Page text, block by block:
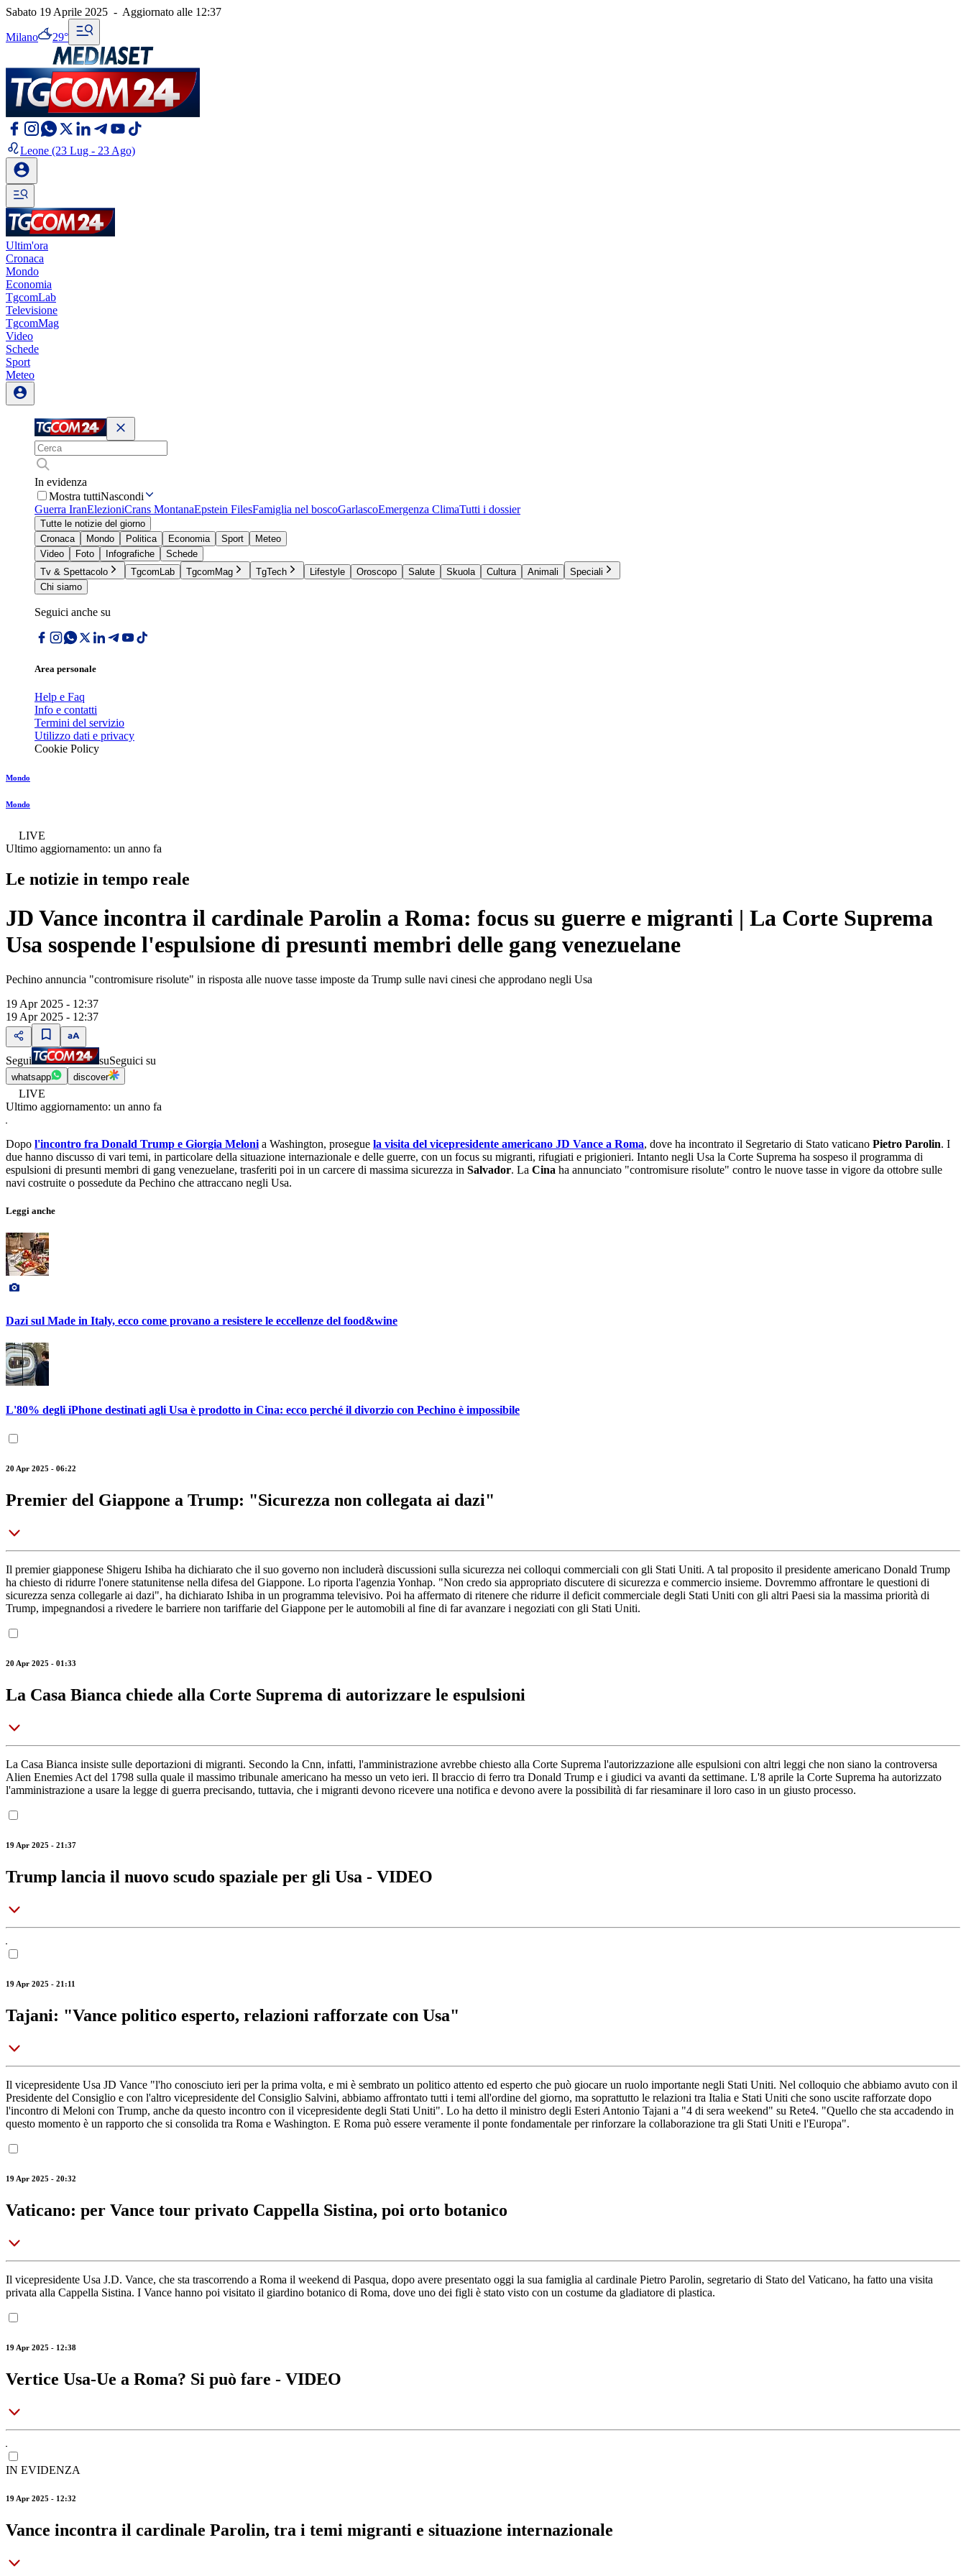
Sabato 19 Aprile 2025 - Aggiornato alle 12:37
Milano 29°
Leone (23 Lug - 23 Ago)
Ultim'ora
Cronaca
Mondo
Economia
TgcomLab
Televisione
TgcomMag
Video
Schede
Sport
Meteo
In evidenza
Mostra tuttiNascondi
Guerra IranElezioniCrans MontanaEpstein FilesFamiglia nel boscoGarlascoEmergenza ClimaTutti i dossier
Tutte le notizie del giorno
Cronaca
Mondo Politica Economia Sport
Meteo
Video
Foto Infografiche
Schede
Tv & Spettacolo
TgcomLab TgcomMag TgTech Lifestyle Oroscopo Salute Skuola Cultura Animali
Speciali
Chi siamo
Seguici anche su
Area personale
Help e Faq
Info e contatti
Termini del servizio
Utilizzo dati e privacy
Cookie Policy
Mondo
Mondo
LIVE
Ultimo aggiornamento: un anno fa
Le notizie in tempo reale
JD Vance incontra il cardinale Parolin a Roma: focus su guerre e migranti | La Corte Suprema
Usa sospende l'espulsione di presunti membri delle gang venezuelane
Pechino annuncia "contromisure risolute" in risposta alle nuove tasse imposte da Trump sulle navi cinesi che approdano negli Usa
19 Apr 2025 - 12:37
19 Apr 2025 - 12:37
Segui suSeguici su
whatsapp discover
LIVE
Ultimo aggiornamento: un anno fa
Dopo l'incontro fra Donald Trump e Giorgia Meloni a Washington, prosegue la visita del vicepresidente americano JD Vance a Roma, dove ha incontrato il Segretario di Stato vaticano Pietro Parolin. I
due hanno discusso di vari temi, in particolare della situazione internazionale e delle guerre, con un focus su migranti, rifugiati e prigionieri. Intanto negli Usa la Corte Suprema ha sospeso il programma di
espulsioni di presunti membri di gang venezuelane, trasferiti poi in un carcere di massima sicurezza in Salvador. La Cina ha annunciato "contromisure risolute" contro le nuove tasse in vigore da ottobre sulle
navi costruite o possedute da Pechino che attraccano negli Usa.
Leggi anche
Dazi sul Made in Italy, ecco come provano a resistere le eccellenze del food&wine
L'80% degli iPhone destinati agli Usa è prodotto in Cina: ecco perché il divorzio con Pechino è impossibile
20 Apr 2025 - 06:22
Premier del Giappone a Trump: "Sicurezza non collegata ai dazi"
Il premier giapponese Shigeru Ishiba ha dichiarato che il suo governo non includerà discussioni sulla sicurezza nei colloqui commerciali con gli Stati Uniti. A tal proposito il presidente americano Donald Trump
ha chiesto di ridurre l'onere statunitense nella difesa del Giappone. Lo riporta l'agenzia Yonhap. "Non credo sia appropriato discutere di sicurezza e commercio insieme. Dovremmo affrontare le questioni di
sicurezza senza collegarle ai dazi", ha dichiarato Ishiba in un programma televisivo. Poi ha affermato di ritenere che ridurre il deficit commerciale degli Stati Uniti con gli altri Paesi sia la massima priorità di
Trump, impegnandosi a rivedere le barriere non tariffarie del Giappone per le automobili al fine di far avanzare i negoziati con gli Stati Uniti.
20 Apr 2025 - 01:33
La Casa Bianca chiede alla Corte Suprema di autorizzare le espulsioni
La Casa Bianca insiste sulle deportazioni di migranti. Secondo la Cnn, infatti, l'amministrazione avrebbe chiesto alla Corte Suprema l'autorizzazione alle espulsioni con altri leggi che non siano la controversa
Alien Enemies Act del 1798 sulla quale il massimo tribunale americano ha messo un veto ieri. Il braccio di ferro tra Donald Trump e i giudici va avanti da settimane. L'8 aprile la Corte Suprema ha autorizzato
l'amministrazione a usare la legge di guerra precisando, tuttavia, che i migranti devono ricevere una notifica e devono avere la possibilità di far riesaminare il loro caso in un giusto processo.
19 Apr 2025 - 21:37
Trump lancia il nuovo scudo spaziale per gli Usa - VIDEO
19 Apr 2025 - 21:11
Tajani: "Vance politico esperto, relazioni rafforzate con Usa"
Il vicepresidente Usa JD Vance "l'ho conosciuto ieri per la prima volta, e mi è sembrato un politico attento ed esperto che può giocare un ruolo importante negli Stati Uniti. Nel colloquio che abbiamo avuto con il
Presidente del Consiglio e con l'altro vicepresidente del Consiglio Salvini, abbiamo affrontato tutti i temi all'ordine del giorno, ma soprattutto le relazioni tra Italia e Stati Uniti che sono uscite rafforzate dopo
l'incontro di Meloni con Trump, anche da questo incontro con il vicepresidente degli Stati Uniti". Lo ha detto il ministro degli Esteri Antonio Tajani a "4 di sera weekend" su Rete4. "Quello che sta accadendo in
questo momento è un rapporto che si consolida tra Roma e Washington. E Roma può essere veramente il ponte fondamentale per rinforzare la collaborazione tra gli Stati Uniti e l'Europa".
19 Apr 2025 - 20:32
Vaticano: per Vance tour privato Cappella Sistina, poi orto botanico
Il vicepresidente Usa J.D. Vance, che sta trascorrendo a Roma il weekend di Pasqua, dopo avere presentato oggi la sua famiglia al cardinale Pietro Parolin, segretario di Stato del Vaticano, ha fatto una visita
privata alla Cappella Sistina. I Vance hanno poi visitato il giardino botanico di Roma, dove uno dei figli è stato visto con un costume da gladiatore di plastica.
19 Apr 2025 - 12:38
Vertice Usa-Ue a Roma? Si può fare - VIDEO
IN EVIDENZA
19 Apr 2025 - 12:32
Vance incontra il cardinale Parolin, tra i temi migranti e situazione internazionale